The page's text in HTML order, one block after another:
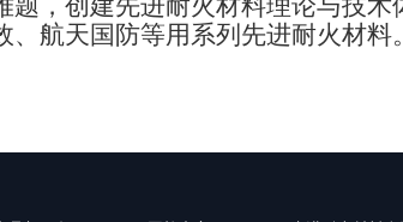
，创建先进耐火材料理论与技
航天国防等用系列先进耐火材料。